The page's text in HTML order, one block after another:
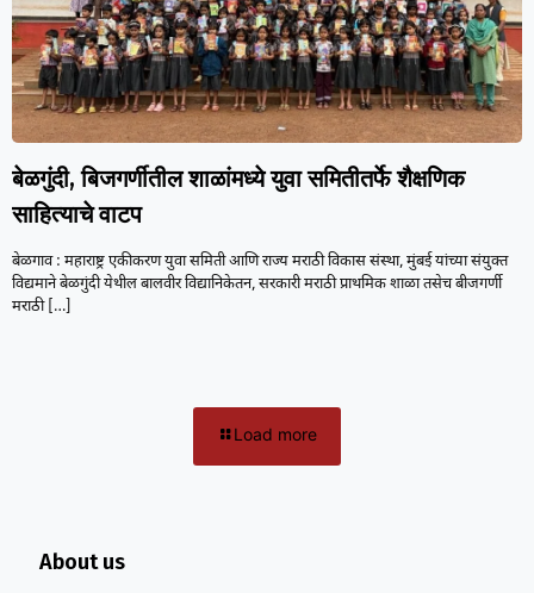
बेळगुंदी, बिजगर्णीतील शाळांमध्ये युवा समितीतर्फे शैक्षणिक
साहित्याचे वाटप
बेळगाव : महाराष्ट्र एकीकरण युवा समिती आणि राज्य मराठी विकास संस्था, मुंबई यांच्या संयुक्त
विद्यमाने बेळगुंदी येथील बालवीर विद्यानिकेतन, सरकारी मराठी प्राथमिक शाळा तसेच बीजगर्णी
मराठी[…]
Load more
About us